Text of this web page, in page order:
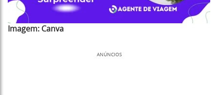
Imagem: Canva
ANÚNCIOS